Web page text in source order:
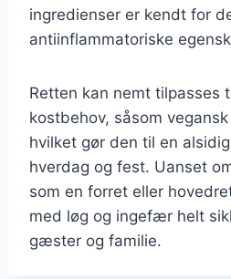
ingredienser er kendt for
antiinflammatoriske
Retten kan nemt tilpasses
kostbehov, såsom
hvilket gør den til en
hverdag og fest. Uanset
som en forret eller
med løg og ingefær helt
gæster og familie.